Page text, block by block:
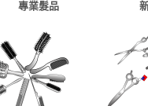
專業髮品